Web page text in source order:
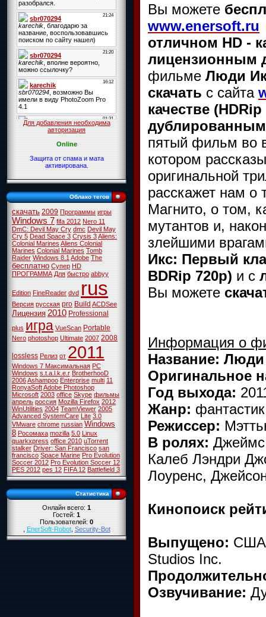
Для добавления необходима
авторизация
Online
Защита от спама и мата
активирована.
Облако тегов
скачать 2009 Программы игры
Windows 7 fifa 2012 Nero 11
DmC: Devil May Cry dmc Devil May
Cry 5 Dead Space 3 Crysis 3Aliens:
Colonial MarinesAliens Colonial
Marines Colonial Marines Tomb
Raider Windows 8.1Adobe The
бесплатно Супер HD
ПРОГРАММА Для быстро abbyy
Edition FineReader dvd rus
Версия русская pro BuildACDSee
Лицензия 2010 Professional
plus игра VueScan Portable
Nero photoshop Ultimate 2007 2008
lossless Релиз от 2011
Windows 7 Максимальная PC
Windows s.t.a.l.k.e.r BrotherhooD
2006Ashampoo Enterprise multi 11
RonyaSoftAdobe Photoshop
Microsoft 2003 office Skype фильмы
апрель россия Mozilla Firefox 2012
WinUtilities 2004 TeamViewer 2005
Advanced SystemCare Lite 3.0
VMware chrome russian Windows
8 Росомаха mozilla 5.0 Linux
quarkxpress office 2010 uTorrent
stalker Driver: San Francisco san
francisco Space Marine Pro Evolution
Soccer 2012 Pro Evolution Soccer 12
PES 2012 pes 12 FIFA 12 Battlefield 3
Статистика
Онлайн всего:1
Гостей:1
Пользователей:0
,EnerSoft-Robot,Security-Bot
Вы можете
www.enersoft.ru
отличном HD -
лицензионным
фильме Люди
скачать с сайта
качестве
пятый фильм во
котором
оригинальной
расскажет нам о
Магнито, о том,
мутантов и,
злейшими
Икс: Первый
BDRip 720p) и с
Вы можете
Информация о
Название:
Оригинальное
Год выхода:
Жанр:
Режиссер:
В ролях:
Калеб Лэндри
Лоуренс,
Кинопоиск
Выпущено: США,
Studios Inc.
Озвучивание: